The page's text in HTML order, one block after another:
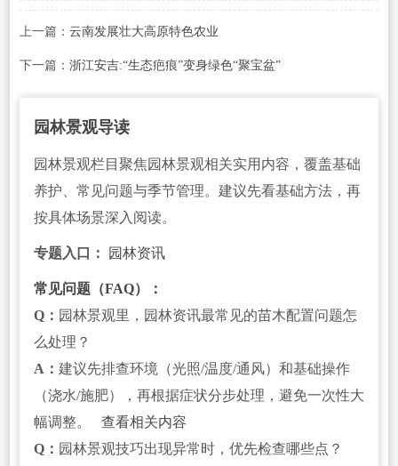
上一篇： 云南发展壮大高原特色农业
下一篇： 浙江安吉:“生态疤痕”变身绿色“聚宝盆”
园林景观导读
园林景观栏目聚焦园林景观相关实用内容，覆盖基础
养护、常见问题与季节管理。建议先看基础方法，再
按具体场景深入阅读。
专题入口： 园林资讯
常见问题（FAQ）：
Q： 园林景观里，园林资讯最常见的苗木配置问题怎
么处理？
A： 建议先排查环境（光照/温度/通风）和基础操作
（浇水/施肥），再根据症状分步处理，避免一次性大
幅调整。
查看相关内容
Q： 园林景观技巧出现异常时，优先检查哪些点？